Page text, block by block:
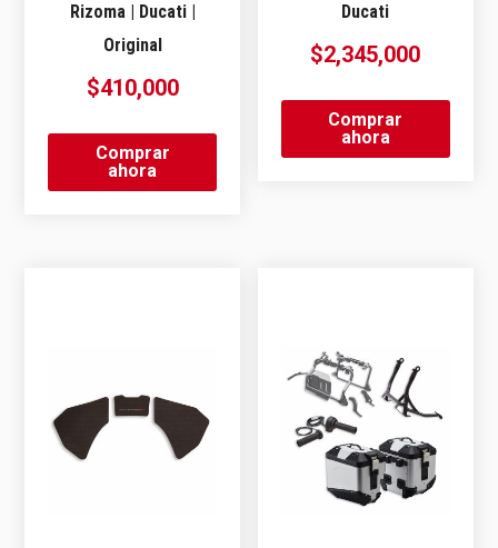
Rizoma | Ducati |
Original
$410,000
Comprar
ahora
Ducati
$2,345,000
Comprar
ahora